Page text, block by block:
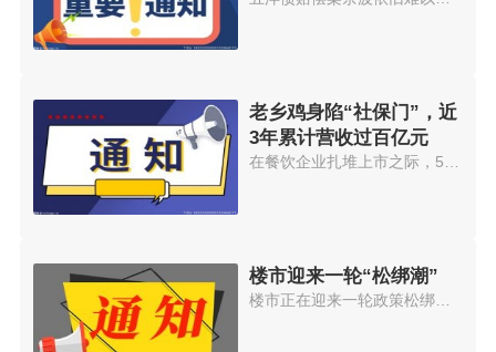
老乡鸡身陷“社保门”，近
3年累计营收过百亿元
楼市迎来一轮“松绑潮”
楼市正在迎来一轮政策松绑潮。中...